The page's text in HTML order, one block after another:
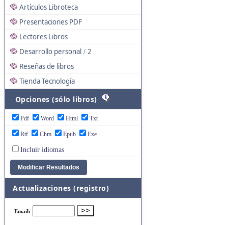
Artículos Libroteca
Presentaciones PDF
Lectores Libros
Desarrollo personal / 2
Reseñas de libros
Tienda Tecnología
Opciones (sólo libros)
Pdf Word Html Txt
Rtf Chm Epub Exe
Incluir idiomas
Actualizaciones (registro)